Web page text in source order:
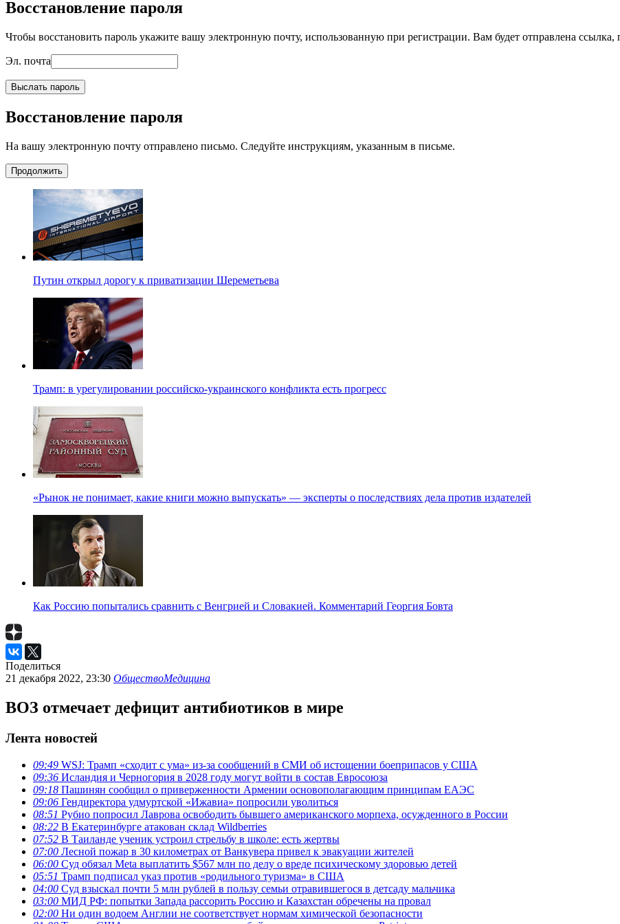
Восстановление пароля
Чтобы восстановить пароль укажите вашу электронную почту, использованную при регистрации. Вам будет отправлена
Эл. почта
Выслать пароль
Восстановление пароля
На вашу электронную почту отправлено письмо. Следуйте инструкциям, указанным в письме.
Продолжить
Путин открыл дорогу к приватизации Шереметьева
Трамп: в урегулировании российско-украинского конфликта есть прогресс
«Рынок не понимает, какие книги можно выпускать» — эксперты о последствиях дела против издателей
Как Россию попытались сравнить с Венгрией и Словакией. Комментарий Георгия Бовта
Поделиться
21 декабря 2022, 23:30 ОбществоМедицина
ВОЗ отмечает дефицит антибиотиков в мире
Лента новостей
09:49 WSJ: Трамп «сходит с ума» из-за сообщений в СМИ об истощении боеприпасов у США
09:36 Исландия и Черногория в 2028 году могут войти в состав Евросоюза
09:18 Пашинян сообщил о приверженности Армении основополагающим принципам ЕАЭС
09:06 Гендиректора удмуртской «Ижавиа» попросили уволиться
08:51 Рубио попросил Лаврова освободить бывшего американского морпеха, осужденного в России
08:22 В Екатеринбурге атакован склад Wildberries
07:52 В Таиланде ученик устроил стрельбу в школе: есть жертвы
07:00 Лесной пожар в 30 километрах от Ванкувера привел к эвакуации жителей
06:00 Суд обязал Meta выплатить $567 млн по делу о вреде психическому здоровью детей
05:51 Трамп подписал указ против «родильного туризма» в США
04:00 Суд взыскал почти 5 млн рублей в пользу семьи отравившегося в детсаду мальчика
03:00 МИД РФ: попытки Запада рассорить Россию и Казахстан обречены на провал
02:00 Ни один водоем Англии не соответствует нормам химической безопасности